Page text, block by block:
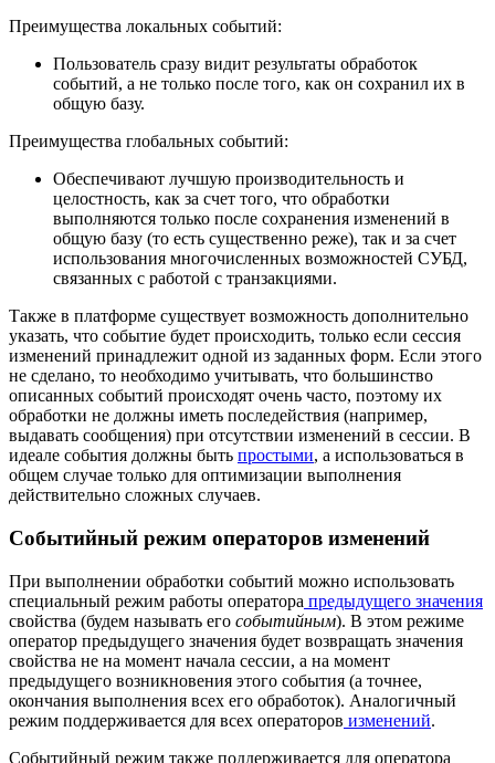
Преимущества локальных событий:
Пользователь сразу видит результаты обработок
событий, а не только после того, как он сохранил их в
общую базу.
Преимущества глобальных событий:
Обеспечивают лучшую производительность и
целостность, как за счет того, что обработки
выполняются только после сохранения изменений в
общую базу (то есть существенно реже), так и за счет
использования многочисленных возможностей СУБД,
связанных с работой с транзакциями.
Также в платформе существует возможность дополнительно
указать, что событие будет происходить, только если сессия
изменений принадлежит одной из заданных форм. Если этого
не сделано, то необходимо учитывать, что большинство
описанных событий происходят очень часто, поэтому их
обработки не должны иметь последействия (например,
выдавать сообщения) при отсутствии изменений в сессии. В
идеале события должны быть простыми, а использоваться в
общем случае только для оптимизации выполнения
действительно сложных случаев.
Событийный режим операторов изменений
При выполнении обработки событий можно использовать
специальный режим работы оператора предыдущего значения
свойства (будем называть его событийным). В этом режиме
оператор предыдущего значения будет возвращать значения
свойства не на момент начала сессии, а на момент
предыдущего возникновения этого события (а точнее,
окончания выполнения всех его обработок). Аналогичный
режим поддерживается для всех операторов изменений.
Событийный режим также поддерживается для оператора